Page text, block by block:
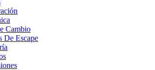
Cambio
De Escape